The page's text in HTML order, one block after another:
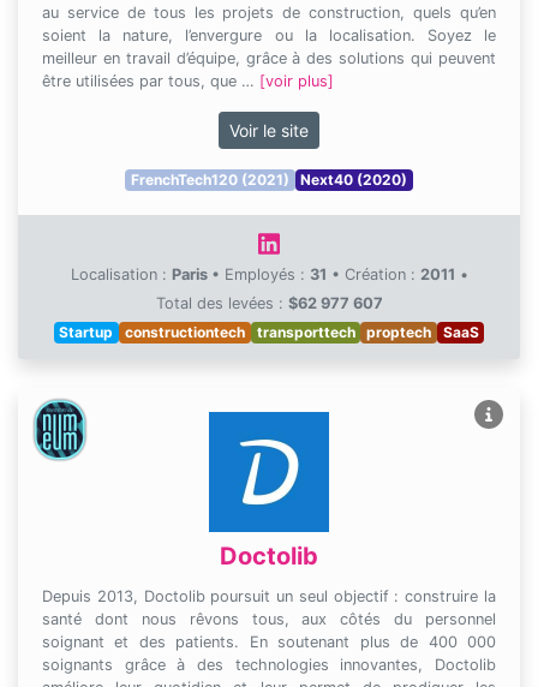
au service de tous les projets de construction, quels qu’en
soient la nature, l’envergure ou la localisation. Soyez le
meilleur en travail d’équipe, grâce à des solutions qui peuvent
être utilisées par tous, que … [voir plus]
Voir le site
FrenchTech120 (2021) Next40 (2020)
Localisation : Paris • Employés : 31 • Création : 2011 •
Total des levées : $62 977 607
Startup
constructiontech transporttech proptech SaaS
Doctolib
Depuis 2013, Doctolib poursuit un seul objectif : construire la
santé dont nous rêvons tous, aux côtés du personnel
soignant et des patients. En soutenant plus de 400 000
soignants grâce à des technologies innovantes, Doctolib